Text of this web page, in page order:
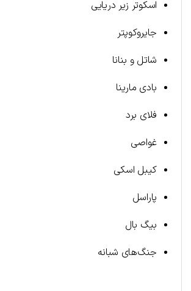
اسکوتر زیر دریایی
جایروکوپتر
شاتل و بنانا
بادی مارینا
فلای برد
غواصی
کیبل اسکی
پاراسل
بیگ بال
جنگ‌های شبانه